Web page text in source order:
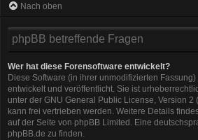
Nach oben
phpBB betreffende Fragen
Wer hat diese Forensoftware entwickelt?
Diese Software (in ihrer unmodifizierten Fassung)
entwickelt und veröffentlicht. Sie ist
unter der GNU General Public License, Version 2
kann frei vertrieben werden. Weitere Details
auf der Seite von phpBB Limited . Eine
phpBB.de zu finden.